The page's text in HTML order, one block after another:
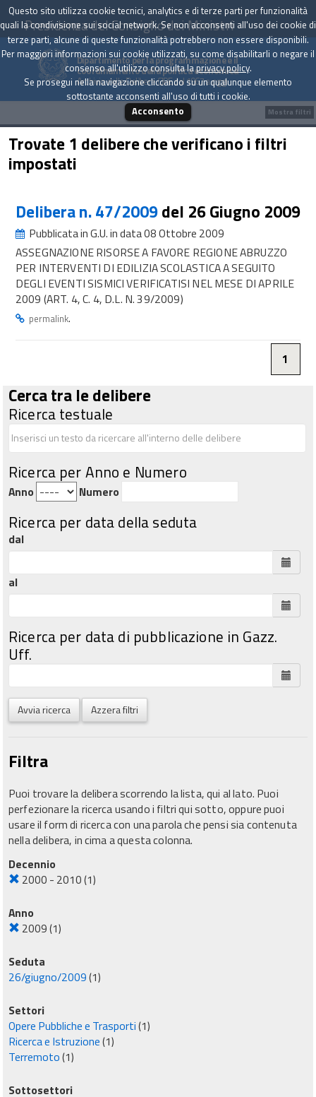
Presidenza del Consiglio dei Ministri
Dipartimento per la programmazione e il
coordinamento della politica economica
Archivio delle Delibere CIPE dal 1967 a oggi
Trovate 1 delibere che verificano i filtri
impostati
Delibera n. 47/2009del 26 Giugno 2009
Pubblicata in G.U. in data 08 Ottobre 2009
ASSEGNAZIONE RISORSE A FAVORE REGIONE ABRUZZO
PER INTERVENTI DI EDILIZIA SCOLASTICA A SEGUITO
DEGLI EVENTI SISMICI VERIFICATISI NEL MESE DI APRILE
2009 (ART. 4, C. 4, D.L. N. 39/2009)
permalink.
1
Cerca tra le delibere
Ricerca testuale
Ricerca per Anno e Numero
Anno Numero
Ricerca per data della seduta
dal
al
Ricerca per data di pubblicazione in Gazz.
Uff.
Avvia ricerca Azzera filtri
Filtra
Puoi trovare la delibera scorrendo la lista, qui al lato. Puoi
perfezionare la ricerca usando i filtri qui sotto, oppure puoi
usare il form di ricerca con una parola che pensi sia contenuta
nella delibera, in cima a questa colonna.
Decennio
2000 - 2010(1)
Anno
2009(1)
Seduta
26/giugno/2009(1)
Settori
Opere Pubbliche e Trasporti(1)
Ricerca e Istruzione(1)
Terremoto(1)
Sottosettori
Mostra filtri
Questo sito utilizza cookie tecnici, analytics e di terze parti per funzionalità
quali la condivisione sui social network. Se non acconsenti all'uso dei cookie di
terze parti, alcune di queste funzionalità potrebbero non essere disponibili.
Per maggiori informazioni sui cookie utilizzati, su come disabilitarli o negare il
consenso all'utilizzo consulta laprivacy policy.
Se prosegui nella navigazione cliccando su un qualunque elemento
sottostante acconsenti all'uso di tutti i cookie.
Acconsento